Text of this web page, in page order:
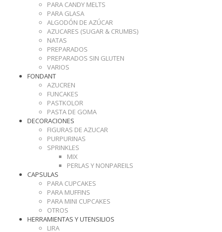
PARA CANDY MELTS
PARA GLASA
ALGODÓN DE AZÚCAR
AZUCARES (SUGAR & CRUMBS)
NATAS
PREPARADOS
PREPARADOS SIN GLUTEN
VARIOS
FONDANT
AZUCREN
FUNCAKES
PASTKOLOR
PASTA DE GOMA
DECORACIONES
FIGURAS DE AZUCAR
PURPURINAS
SPRINKLES
MIX
PERLAS Y NONPAREILS
CAPSULAS
PARA CUPCAKES
PARA MUFFINS
PARA MINI CUPCAKES
OTROS
HERRAMIENTAS Y UTENSILIOS
LIRA